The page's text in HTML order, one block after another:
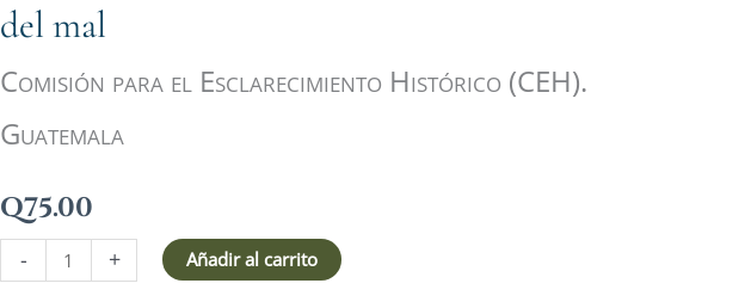
del mal
Comisión para el Esclarecimiento Histórico (CEH).
Guatemala
Q75.00
- + Añadir al carrito